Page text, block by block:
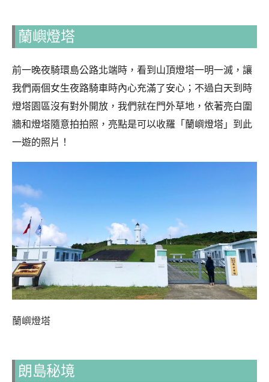
蘭嶼燈塔
前一晚夜騎環島公路北端時，看到山頂燈塔一明一滅，讓
我們兩個女生夜路騎車時內心充滿了安心；不過白天到時
燈塔園區沒有對外開放，我們就在門外草地，依著亮白圍
牆和燈塔隨意拍拍照，亮點是可以收羅「蘭嶼燈塔」到此
一遊的照片！
蘭嶼燈塔
朗島秘境